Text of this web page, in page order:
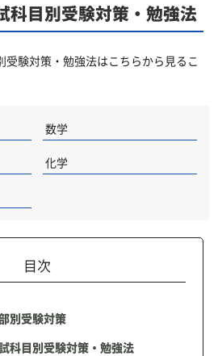
科目別受験対策・勉強法
受験対策・勉強法はこちらから見るこ
数学
化学
目次
別受験対策
科目別受験対策・勉強法